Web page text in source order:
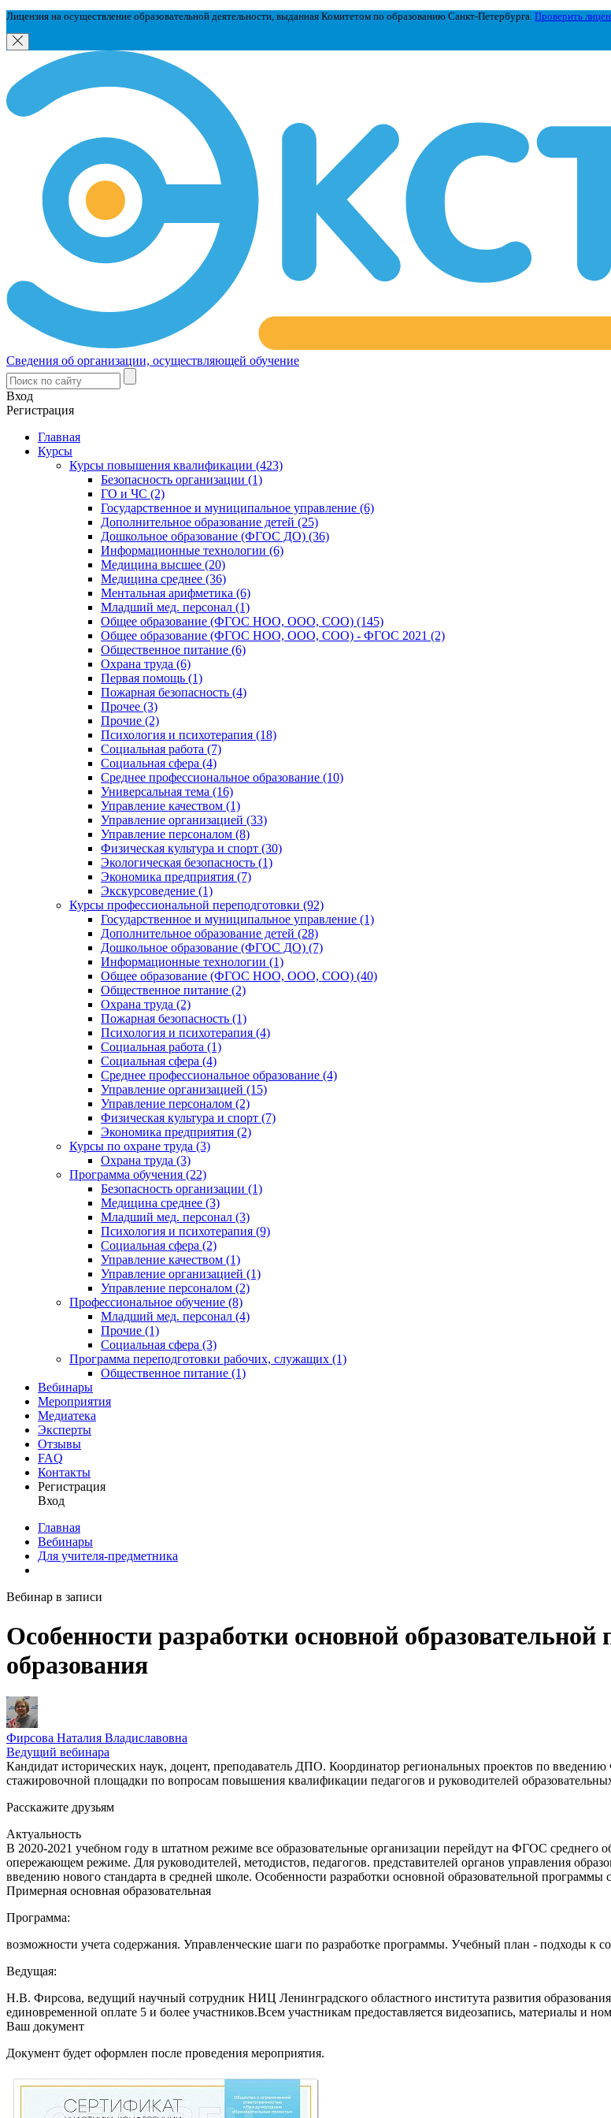
Лицензия на осуществление образовательной деятельности, выданная Комитетом по образованию Санкт-Петербурга. Проверить
Сведения об организации, осуществляющей обучение
Вход
Регистрация
Главная
Курсы
Курсы повышения квалификации (423)
Безопасность организации (1)
ГО и ЧС (2)
Государственное и муниципальное управление (6)
Дополнительное образование детей (25)
Дошкольное образование (ФГОС ДО) (36)
Информационные технологии (6)
Медицина высшее (20)
Медицина среднее (36)
Ментальная арифметика (6)
Младший мед. персонал (1)
Общее образование (ФГОС НОО, ООО, СОО) (145)
Общее образование (ФГОС НОО, ООО, СОО) - ФГОС 2021 (2)
Общественное питание (6)
Охрана труда (6)
Первая помощь (1)
Пожарная безопасность (4)
Прочее (3)
Прочие (2)
Психология и психотерапия (18)
Социальная работа (7)
Социальная сфера (4)
Среднее профессиональное образование (10)
Универсальная тема (16)
Управление качеством (1)
Управление организацией (33)
Управление персоналом (8)
Физическая культура и спорт (30)
Экологическая безопасность (1)
Экономика предприятия (7)
Экскурсоведение (1)
Курсы профессиональной переподготовки (92)
Государственное и муниципальное управление (1)
Дополнительное образование детей (28)
Дошкольное образование (ФГОС ДО) (7)
Информационные технологии (1)
Общее образование (ФГОС НОО, ООО, СОО) (40)
Общественное питание (2)
Охрана труда (2)
Пожарная безопасность (1)
Психология и психотерапия (4)
Социальная работа (1)
Социальная сфера (4)
Среднее профессиональное образование (4)
Управление организацией (15)
Управление персоналом (2)
Физическая культура и спорт (7)
Экономика предприятия (2)
Курсы по охране труда (3)
Охрана труда (3)
Программа обучения (22)
Безопасность организации (1)
Медицина среднее (3)
Младший мед. персонал (3)
Психология и психотерапия (9)
Социальная сфера (2)
Управление качеством (1)
Управление организацией (1)
Управление персоналом (2)
Профессиональное обучение (8)
Младший мед. персонал (4)
Прочие (1)
Социальная сфера (3)
Программа переподготовки рабочих, служащих (1)
Общественное питание (1)
Вебинары
Мероприятия
Медиатека
Эксперты
Отзывы
FAQ
Контакты
Регистрация
Вход
Главная
Вебинары
Для учителя-предметника
Вебинар в записи
Особенности разработки основной
образования
Фирсова Наталия Владиславовна
Ведущий вебинара
Кандидат исторических наук, доцент, преподаватель ДПО. Координатор региональных проектов по
стажировочной площадки по вопросам повышения квалификации педагогов и руководителей
Расскажите друзьям
Актуальность
В 2020-2021 учебном году в штатном режиме все образовательные организации перейдут на ФГОС среднего
опережающем режиме. Для руководителей, методистов, педагогов. представителей органов управления
введению нового стандарта в средней школе. Особенности разработки основной образовательной
Примерная основная образовательная
Программа:
возможности учета содержания. Управленческие шаги по разработке программы. Учебный план - подходы к
Ведущая:
Н.В. Фирсова, ведущий научный сотрудник НИЦ Ленинградского областного института развития
единовременной оплате 5 и более участников.Всем участникам предоставляется видеозапись, материалы и
Ваш документ
Документ будет оформлен после проведения мероприятия.